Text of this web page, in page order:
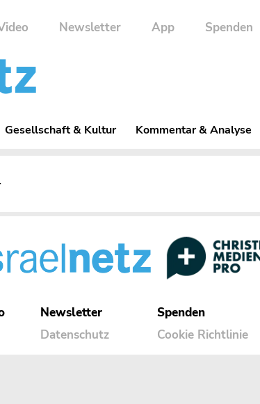
Newsletter App Spenden
Gesellschaft & Kultur Kommentar & Analyse
Newsletter
Datenschutz
Spenden
Cookie Richtlinie